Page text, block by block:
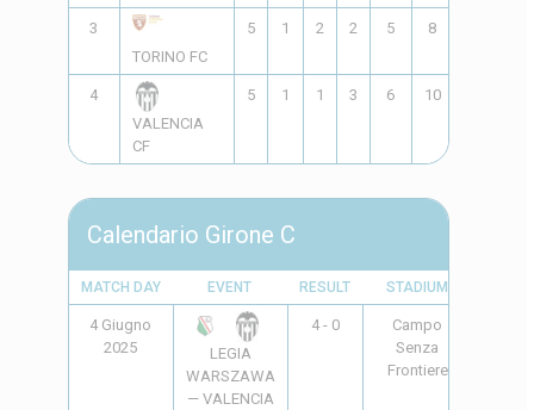
3
TORINO FC
5 1 2 2 5 8
4
VALENCIA
CF
5 1 1 3 6 10
Calendario Girone C
MATCH DAY EVENT RESULT STADIUM
4 Giugno
2025
LEGIA
WARSZAWA
— VALENCIA
4 - 0
Campo
Senza
Frontiere